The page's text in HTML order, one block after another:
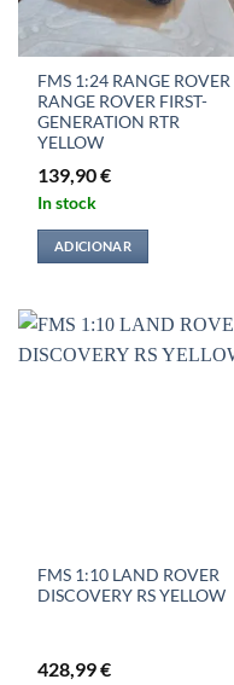
FMS 1:24 RANGE ROVER
RANGE ROVER FIRST-
GENERATION RTR
YELLOW
139,90€
In stock
ADICIONAR
FMS 1:10 LAND ROVER
DISCOVERY RS YELLOW
428,99€